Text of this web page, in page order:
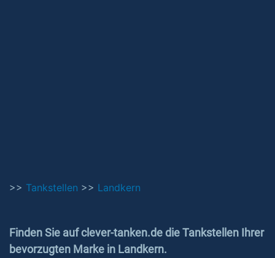
>> Tankstellen >> Landkern
Finden Sie auf clever-tanken.de die Tankstellen Ihrer
bevorzugten Marke in Landkern.